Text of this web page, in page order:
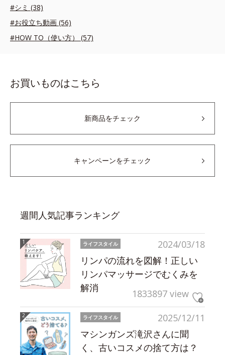
#シミ (38)
#お役立ち動画 (56)
#HOW TO（使い方） (57)
お買いものはこちら
新商品をチェック
キャンペーンをチェック
週間人気記事ランキング
2024/03/18
ライフスタイル
リンパの流れを図解！正しい
リンパマッサージでむくみを
解消
1833897 view
2025/12/11
ライフスタイル
マシンガンズ滝沢さんに聞
く、古いコスメの捨て方は？